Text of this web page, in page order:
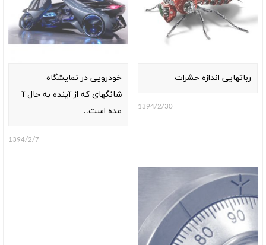
رباتهایی اندازه حشرات
1394/2/30
خودرویی در نمایشگاه
شانگهای که از آینده به حال آ
مده است..
1394/2/7